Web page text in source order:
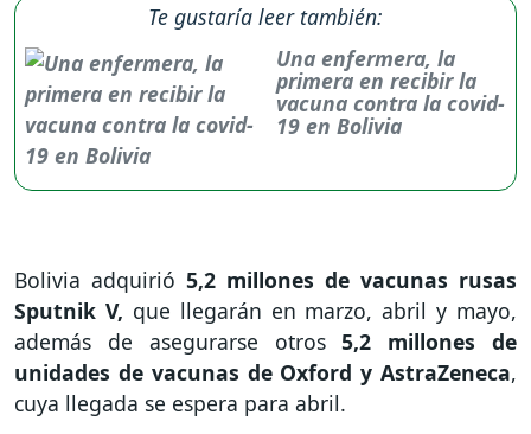
Te gustaría leer también:
Una enfermera, la
primera en recibir la
vacuna contra la covid-
19 en Bolivia
Bolivia adquirió 5,2 millones de vacunas rusas
Sputnik V, que llegarán en marzo, abril y mayo,
además de asegurarse otros5,2 millones de
unidades de vacunas de Oxford y AstraZeneca,
cuya llegada se espera para abril.